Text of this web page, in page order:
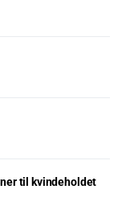
til kvindeholdet